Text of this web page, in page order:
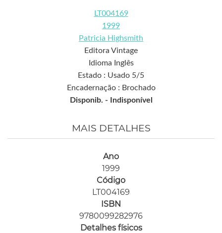
LT004169
1999
Patricia Highsmith
Editora Vintage
Idioma Inglês
Estado : Usado 5/5
Encadernação : Brochado
Disponib. - Indisponível
MAIS DETALHES
Ano
1999
Código
LT004169
ISBN
9780099282976
Detalhes físicos